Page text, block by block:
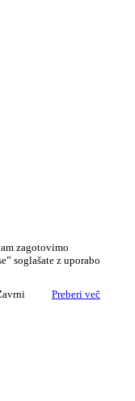
zagotovimo
soglašate z uporabo
Preberi več